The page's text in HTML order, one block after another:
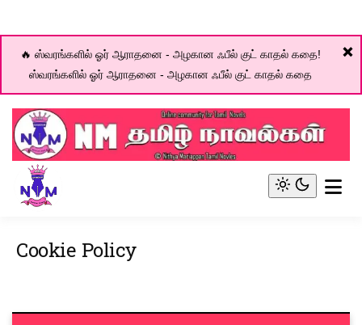
❌
🔥 ஸ்வரங்களில் ஓர் ஆராதனை - அழகான ஃபீல் குட் காதல் கதை!
ஸ்வரங்களில் ஓர் ஆராதனை - அழகான ஃபீல் குட் காதல் கதை
Skip
content
NM Tamil Novel WorldLight
Cookie Policy